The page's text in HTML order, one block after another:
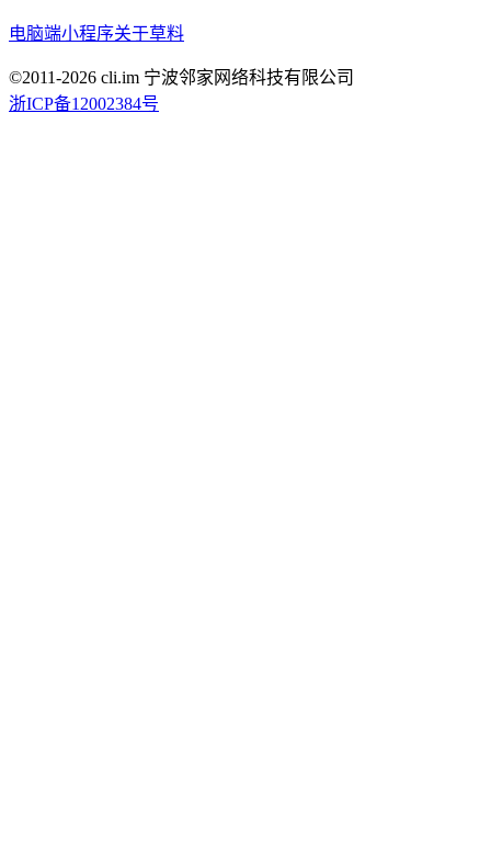
电脑端小程序关于草料
©2011-2026 cli.im 宁波邻家网络科技有限公司
浙ICP备12002384号